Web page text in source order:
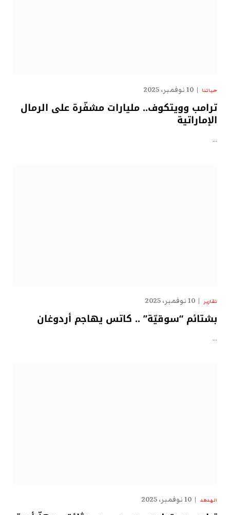
حياتنا 10 نوفمبر، 2025
ترامب وويتكوف.. مليارات مشفّرة على الرمال
الإماراتية
…
تقارير 10 نوفمبر، 2025
بشتائم “سوقيّة” .. كاتس يهاجم أردوغان
…
الهدهد 10 نوفمبر، 2025